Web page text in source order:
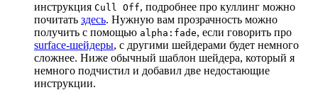
инструкция Cull Off, подробнее про куллинг можно
почитать здесь. Нужную вам прозрачность можно
получить с помощью alpha:fade, если говорить про
surface-шейдеры, с другими шейдерами будет немного
сложнее. Ниже обычный шаблон шейдера, который я
немного подчистил и добавил две недостающие
инструкции.